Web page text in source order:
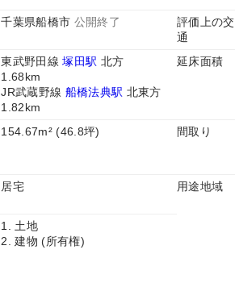
千葉県船橋市 公開終了
評価上の交
通
東武野田線塚田駅 北方
1.68km
JR武蔵野線 船橋法典駅 北東方
1.82km
延床面積
154.67m² (46.8坪) 間取り
居宅 用途地域
1. 土地
2. 建物 (所有権)